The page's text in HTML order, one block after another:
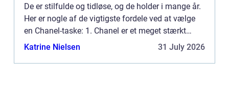
De er stilfulde og tidløse, og de holder i mange år.
Her er nogle af de vigtigste fordele ved at vælge
en Chanel-taske: 1. Chanel er et meget stærkt
mærke. Deres tasker er lavet med materialer og
Katrine Nielsen 31 July 2026